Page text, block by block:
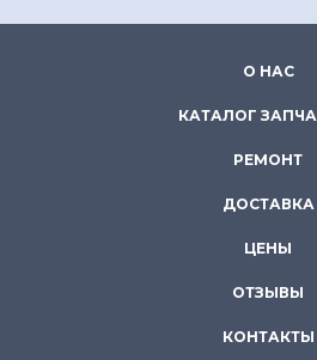
О НАС
КАТАЛОГ
РЕМОНТ
ДОСТАВКА
ЦЕНЫ
ОТЗЫВЫ
КОНТАКТЫ